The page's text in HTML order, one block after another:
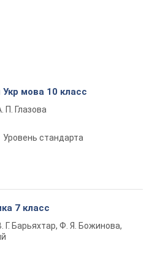
Укр мова 10 класс
П. Глазова
Уровень стандарта
7 класс
Г. Барьяхтар, Ф. Я. Божинова,